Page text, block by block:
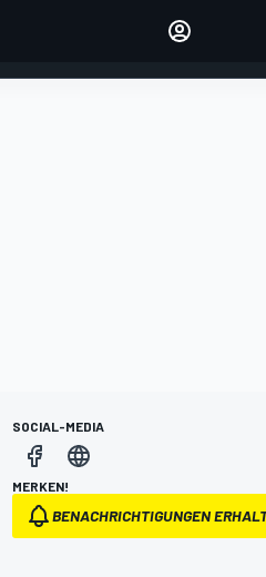
SOCIAL-MEDIA
MERKEN!
BENACHRICHTIGUNGEN